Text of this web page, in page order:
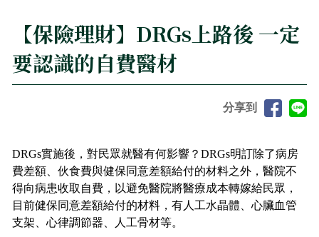
【保險理財】DRGs上路後 一定
要認識的自費醫材
分享到
DRGs實施後，對民眾就醫有何影響？DRGs明訂除了病房
費差額、伙食費與健保同意差額給付的材料之外，醫院不
得向病患收取自費，以避免醫院將醫療成本轉嫁給民眾，
目前健保同意差額給付的材料，有人工水晶體、心臟血管
支架、心律調節器、人工骨材等。